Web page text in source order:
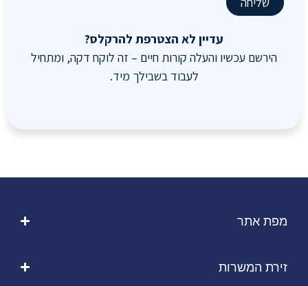
עדיין לא הצטרפת להרקלס?
הירשם עכשיו והעלה קורות חיים – זה לוקח דקה, ומתחיל
לעבוד בשבילך מיד.
מפת אתר
זירת המשרות